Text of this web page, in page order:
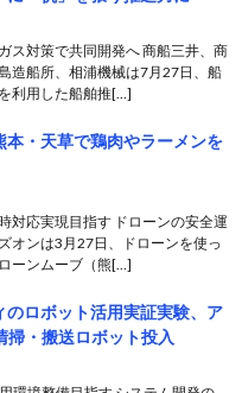
ス対策で共同開発へ 商船三井、商
造船所、相浦機械は7月27日、船
利用した船舶推[…]
本・天草で鶏肉やラーメンを
対応実現目指す ドローンの安全運
オンは3月27日、ドローンを使っ
ーンムーブ（熊[…]
のロボット活用実証実験、ア
・搬送ロボット投入